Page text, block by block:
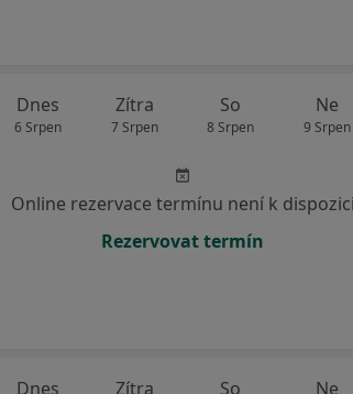
Dnes
6 Srpen
Zítra
7 Srpen
So
8 Srpen
Ne
9 Srpen
Online rezervace termínu není k dispozici
Rezervovat termín
Dnes Zítra So Ne